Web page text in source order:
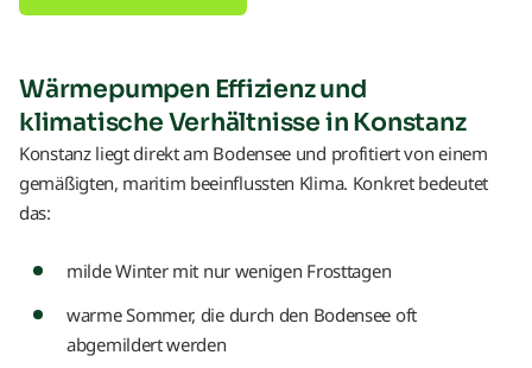
Wärmepumpen Effizienz und
klimatische Verhältnisse in Konstanz
Konstanz liegt direkt am Bodensee und profitiert von einem
gemäßigten, maritim beeinflussten Klima. Konkret bedeutet
das:
milde Winter mit nur wenigen Frosttagen
warme Sommer, die durch den Bodensee oft
abgemildert werden